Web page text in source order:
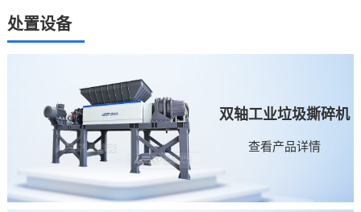
处置设备
双轴工业垃圾撕碎机
查看产品详情